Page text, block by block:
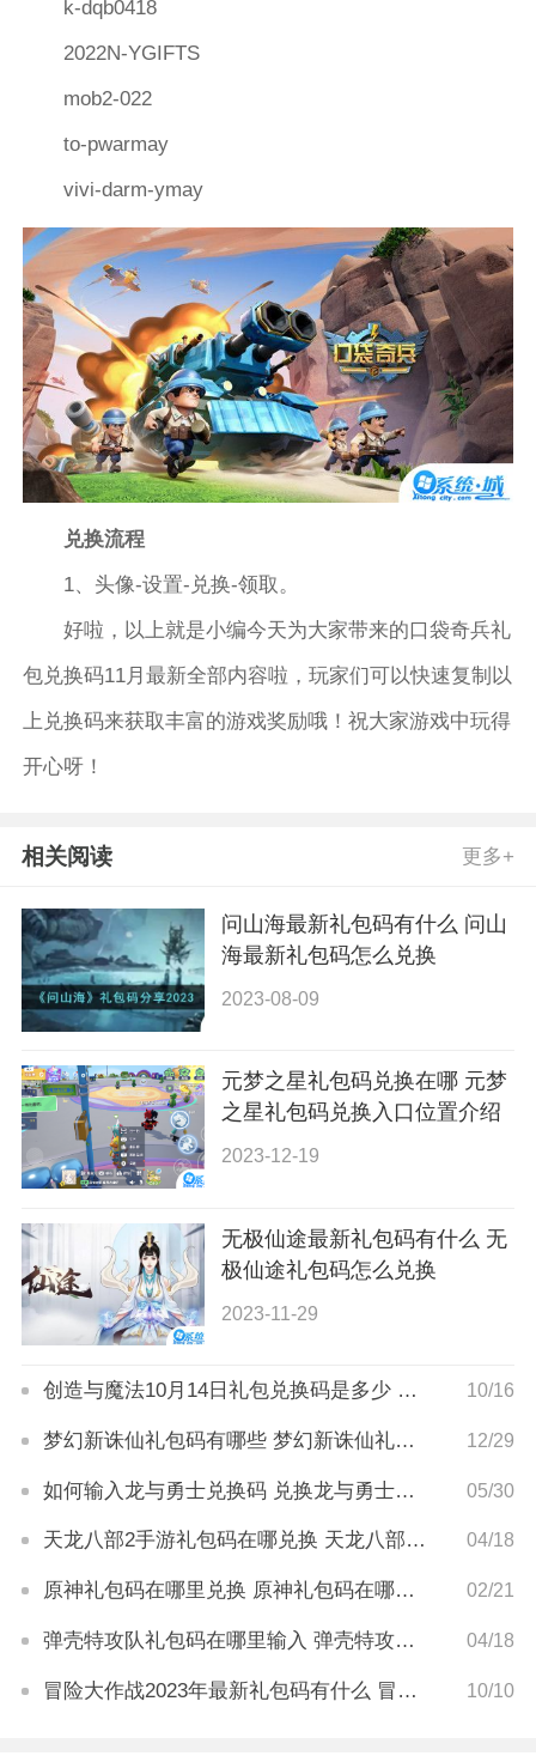
k-dqb0418
2022N-YGIFTS
mob2-022
to-pwarmay
vivi-darm-ymay
兑换流程
1、头像-设置-兑换-领取。
好啦，以上就是小编今天为大家带来的口袋奇兵礼
包兑换码11月最新全部内容啦，玩家们可以快速复制以
上兑换码来获取丰富的游戏奖励哦！祝大家游戏中玩得
开心呀！
相关阅读 更多+
问山海最新礼包码有什么 问山
海最新礼包码怎么兑换
2023-08-09
元梦之星礼包码兑换在哪 元梦
之星礼包码兑换入口位置介绍
2023-12-19
无极仙途最新礼包码有什么 无
极仙途礼包码怎么兑换
2023-11-29
创造与魔法10月14日礼包兑换码是多少 创造与魔法10月14日礼包兑换码分享 10/16
梦幻新诛仙礼包码有哪些 梦幻新诛仙礼包码怎么兑换 12/29
如何输入龙与勇士兑换码 兑换龙与勇士礼包码方法介绍 05/30
天龙八部2手游礼包码在哪兑换 天龙八部2手游礼包码怎么兑换 04/18
原神礼包码在哪里兑换 原神礼包码在哪输入 02/21
弹壳特攻队礼包码在哪里输入 弹壳特攻队礼包码兑换方法 04/18
冒险大作战2023年最新礼包码有什么 冒险大作战礼包码兑换方法 10/10